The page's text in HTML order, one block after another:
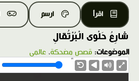
اقرأ ارسم
شارِعُ حَلْوى الْبُرْتُقالِ
الموضوعات: قصص مضحكة، عالمي